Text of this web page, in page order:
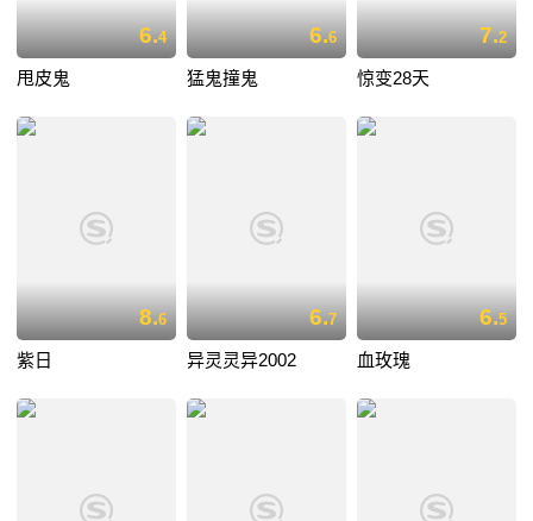
6.4
甩皮鬼
6.6
猛鬼撞鬼
7.2
惊变28天
8.6
紫日
6.7
异灵灵异2002
6.5
血玫瑰